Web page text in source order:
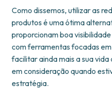
Como dissemos, utilizar as
produtos é uma ótima
proporcionam boa
com ferramentas focadas
facilitar ainda mais a sua
em consideração quando
estratégia.